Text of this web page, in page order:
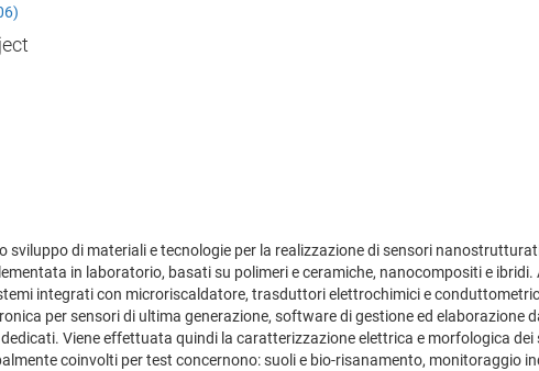
sviluppo di materiali e tecnologie per la realizzazione di sensori
in laboratorio, basati su polimeri e ceramiche, nanocompositi e
integrati con microriscaldatore, trasduttori elettrochimici e
per sensori di ultima generazione, software di gestione ed elaborazione
Viene effettuata quindi la caratterizzazione elettrica e morfologica dei
coinvolti per test concernono: suoli e bio-risanamento, monitoraggio